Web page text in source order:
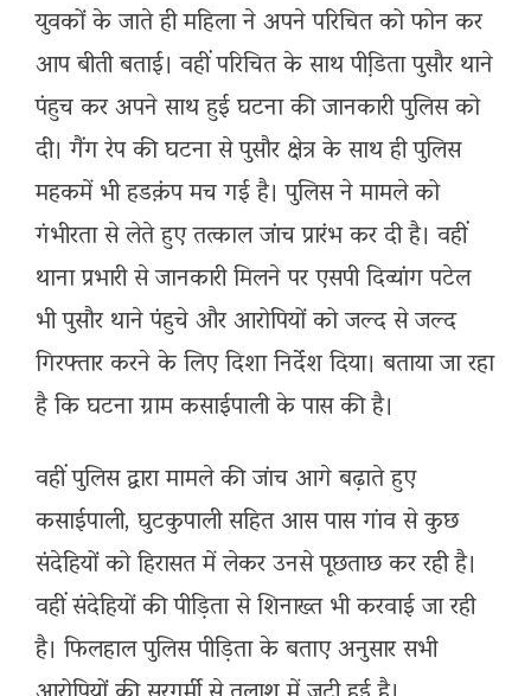
युवकों के जाते ही महिला ने अपने परिचित को फोन कर
आप बीती बताई। वहीं परिचित के साथ पीडि़ता पुसौर थाने
पंहुच कर अपने साथ हुई घटना की जानकारी पुलिस को
दी। गैंग रेप की घटना से पुसौर क्षेत्र के साथ ही पुलिस
महकमें भी हडक़ंप मच गई है। पुलिस ने मामले को
गंभीरता से लेते हुए तत्काल जांच प्रारंभ कर दी है। वहीं
थाना प्रभारी से जानकारी मिलने पर एसपी दिव्यांग पटेल
भी पुसौर थाने पंहुचे और आरोपियों को जल्द से जल्द
गिरफ्तार करने के लिए दिशा निर्देश दिया। बताया जा रहा
है कि घटना ग्राम कसाईपाली के पास की है।
वहीं पुलिस द्वारा मामले की जांच आगे बढ़ाते हुए
कसाईपाली, घुटकुपाली सहित आस पास गांव से कुछ
संदेहियों को हिरासत में लेकर उनसे पूछताछ कर रही है।
वहीं संदेहियों की पीड़िता से शिनाख्त भी करवाई जा रही
है। फिलहाल पुलिस पीड़िता के बताए अनुसार सभी